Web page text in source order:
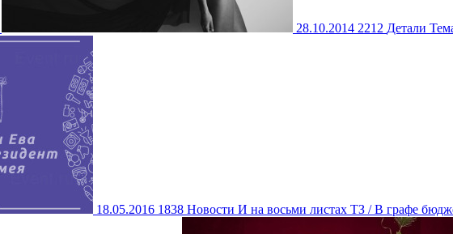
28.10.2014 2212 Детали
18.05.2016 1838 Новости И на восьми листах ТЗ / В графе